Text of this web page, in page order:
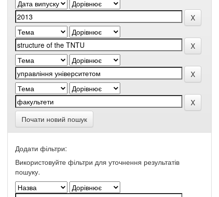
Почати новий пошук
Додати фільтри:
Використовуйте фільтри для уточнення результатів
пошуку.